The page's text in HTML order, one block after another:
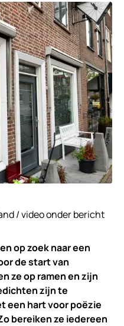
/ video onder bericht
op zoek naar een
de start van
ze op ramen en zijn
zijn te
een hart voor poëzie
bereiken ze iedereen